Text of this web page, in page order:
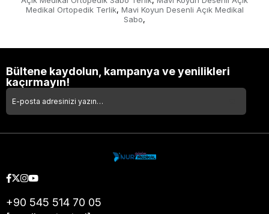
Medikal Ortopedik Terlik, Mavi Koyun Desenli Açık Medikal
Sabo,
Bültene kaydolun, kampanya ve yenilikleri
kaçırmayın!
+90 545 514 70 05